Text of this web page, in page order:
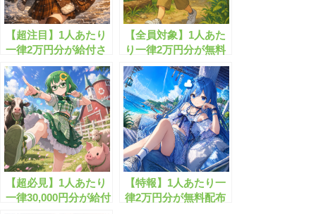
【超注目】1人あたり
一律2万円分が給付さ
れまし!!
【全員対象】1人あた
り一律2万円分が無料
配布されます！
【超必見】1人あたり
一律30,000円分が給付
【特報】1人あたり一
律2万円分が無料配布